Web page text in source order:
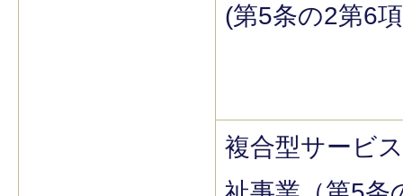
(第5条の2第6
複合型サービ